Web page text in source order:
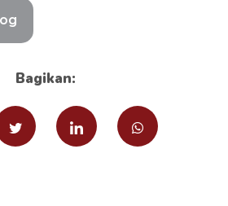
Bagikan: